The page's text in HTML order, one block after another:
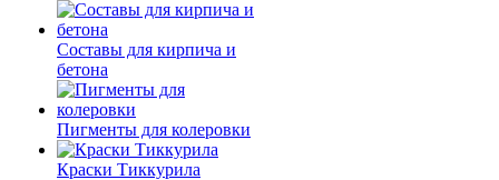
Составы для кирпича и
бетона
Пигменты для колеровки
Краски Тиккурила